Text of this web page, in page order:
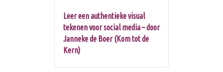
Leer een authentieke visual
tekenen voor social media – door
Janneke de Boer (Kom tot de
Kern)